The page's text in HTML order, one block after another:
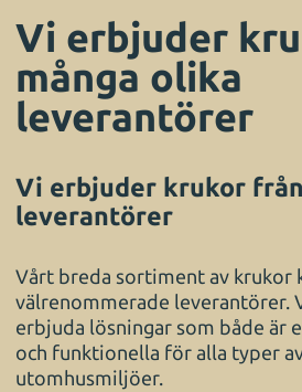
Vi erbjuder
många olika
leverantörer
Vi erbjuder krukor
leverantörer
Vårt breda sortiment av krukor
välrenommerade leverantörer.
erbjuda lösningar som både är
och funktionella för alla typer
utomhusmiljöer.